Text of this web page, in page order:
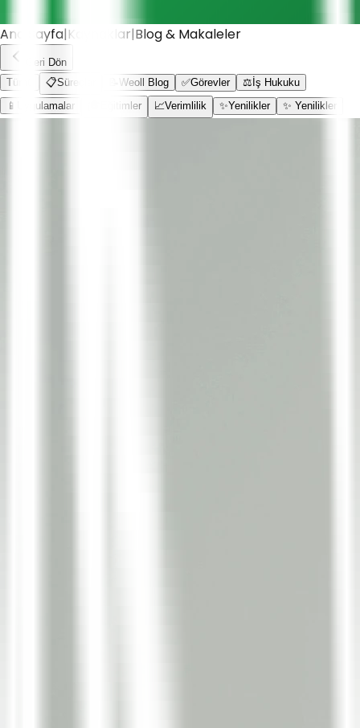
Ana Sayfa|Kaynaklar|Blog & Makaleler
Geri Dön
Tümü
📋Süreçler Weoll Blog ✅Görevler ⚖️ İş Hukuku
📱
Uygulamalar Eğitimler 📈Verimlilik ✨Yenilikler ✨ Yenilikler